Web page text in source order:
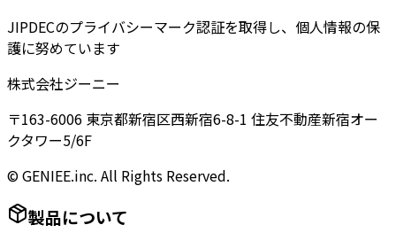
JIPDECのプライバシーマーク認証を取得し、個人情報の保
護に努めています
株式会社ジーニー
〒163-6006 東京都新宿区西新宿6-8-1 住友不動産新宿オー
クタワー5/6F
© GENIEE.inc. All Rights Reserved.
製品について